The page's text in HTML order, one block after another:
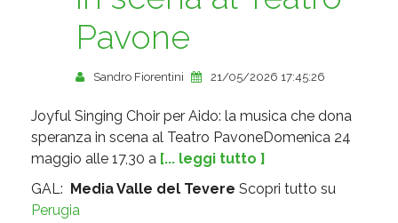
Pavone
Sandro Fiorentini 21/05/2026 17:45:26
Joyful Singing Choir per Aido: la musica che dona
speranza in scena al Teatro PavoneDomenica 24
maggio alle 17,30 a [... leggi tutto ]
GAL:
Media Valle del Tevere Scopri tutto su
Perugia